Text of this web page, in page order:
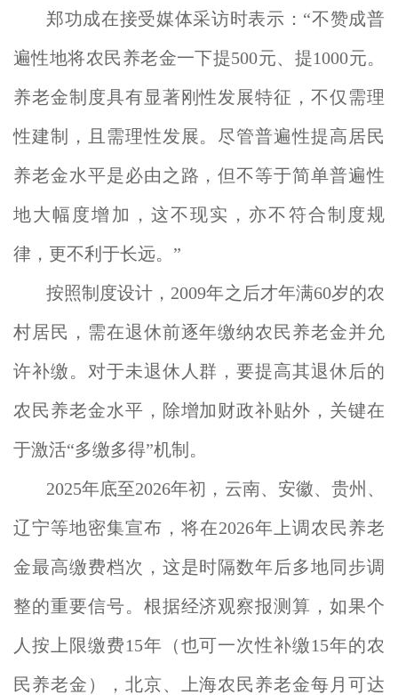
郑功成在接受媒体采访时表示：“不赞成普
遍性地将农民养老金一下提500元、提1000元。
养老金制度具有显著刚性发展特征，不仅需理
性建制，且需理性发展。尽管普遍性提高居民
养老金水平是必由之路，但不等于简单普遍性
地大幅度增加，这不现实，亦不符合制度规
律，更不利于长远。”
按照制度设计，2009年之后才年满60岁的农
村居民，需在退休前逐年缴纳农民养老金并允
许补缴。对于未退休人群，要提高其退休后的
农民养老金水平，除增加财政补贴外，关键在
于激活“多缴多得”机制。
2025年底至2026年初，云南、安徽、贵州、
辽宁等地密集宣布，将在2026年上调农民养老
金最高缴费档次，这是时隔数年后多地同步调
整的重要信号。根据经济观察报测算，如果个
人按上限缴费15年（也可一次性补缴15年的农
民养老金），北京、上海农民养老金每月可达